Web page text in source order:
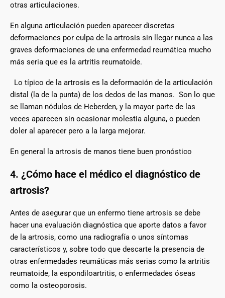
otras articulaciones.
En alguna articulación pueden aparecer discretas
deformaciones por culpa de la artrosis sin llegar nunca a las
graves deformaciones de una enfermedad reumática mucho
más seria que es la artritis reumatoide.
Lo típico de la artrosis es la deformación de la articulación
distal (la de la punta) de los dedos de las manos. Son lo que
se llaman nódulos de Heberden, y la mayor parte de las
veces aparecen sin ocasionar molestia alguna, o pueden
doler al aparecer pero a la larga mejorar.
En general la artrosis de manos tiene buen pronóstico
4. ¿Cómo hace el médico el diagnóstico de
artrosis?
Antes de asegurar que un enfermo tiene artrosis se debe
hacer una evaluación diagnóstica que aporte datos a favor
de la artrosis, como una radiografía o unos síntomas
característicos y, sobre todo que descarte la presencia de
otras enfermedades reumáticas más serias como la artritis
reumatoide, la espondiloartritis, o enfermedades óseas
como la osteoporosis.